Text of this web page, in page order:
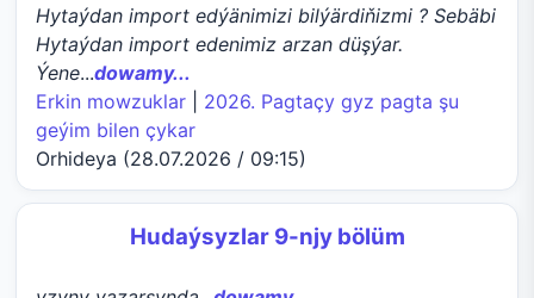
Hytaýdan import edýänimizi bilýärdiňizmi ? Sebäbi
Hytaýdan import edenimiz arzan düşýar.
Ýene...dowamy...
Erkin mowzuklar
2026. Pagtaçy gyz pagta şu
geýim bilen çykar
Orhideya (28.07.2026 / 09:15)
Hudaýsyzlar 9-njy bölüm